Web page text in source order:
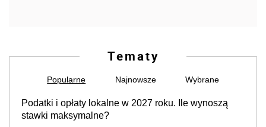
Tematy
Popularne Najnowsze Wybrane
Podatki i opłaty lokalne w 2027 roku. Ile wynoszą
stawki maksymalne?